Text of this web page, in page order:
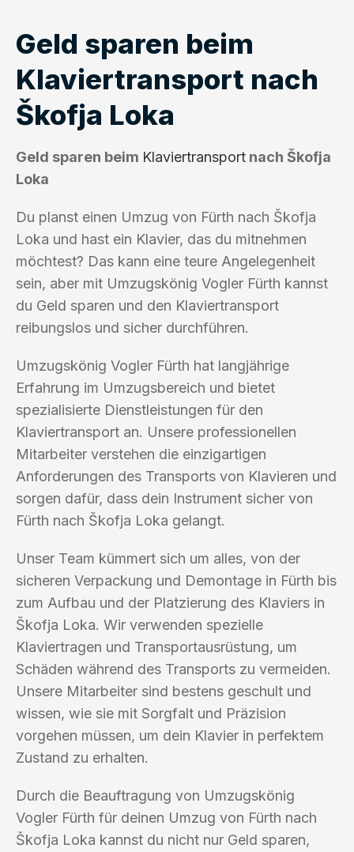
Geld sparen beim
Klaviertransport nach
Škofja Loka
Geld sparen beim Klaviertransport nach Škofja
Loka
Du planst einen Umzug von Fürth nach Škofja
Loka und hast ein Klavier, das du mitnehmen
möchtest? Das kann eine teure Angelegenheit
sein, aber mit Umzugskönig Vogler Fürth kannst
du Geld sparen und den Klaviertransport
reibungslos und sicher durchführen.
Umzugskönig Vogler Fürth hat langjährige
Erfahrung im Umzugsbereich und bietet
spezialisierte Dienstleistungen für den
Klaviertransport an. Unsere professionellen
Mitarbeiter verstehen die einzigartigen
Anforderungen des Transports von Klavieren und
sorgen dafür, dass dein Instrument sicher von
Fürth nach Škofja Loka gelangt.
Unser Team kümmert sich um alles, von der
sicheren Verpackung und Demontage in Fürth bis
zum Aufbau und der Platzierung des Klaviers in
Škofja Loka. Wir verwenden spezielle
Klaviertragen und Transportausrüstung, um
Schäden während des Transports zu vermeiden.
Unsere Mitarbeiter sind bestens geschult und
wissen, wie sie mit Sorgfalt und Präzision
vorgehen müssen, um dein Klavier in perfektem
Zustand zu erhalten.
Durch die Beauftragung von Umzugskönig
Vogler Fürth für deinen Umzug von Fürth nach
Škofja Loka kannst du nicht nur Geld sparen,